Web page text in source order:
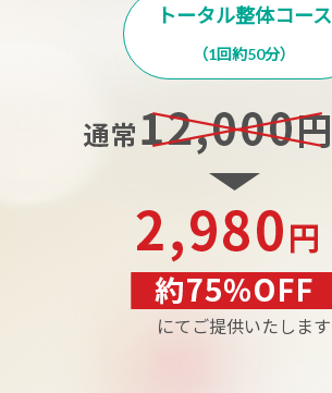
トータル整体コース
（1回約50分）
にてご提供いたします